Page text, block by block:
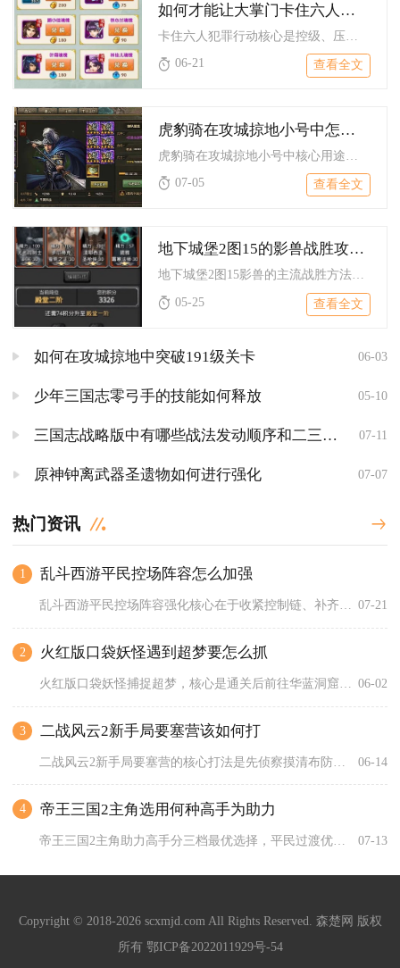
如何才能让大掌门卡住六人的犯罪行动
06-21
查看全文
虎豹骑在攻城掠地小号中怎样使用
07-05
查看全文
地下城堡2图15的影兽战胜攻略是什么
地下城堡2图15影兽的主流战胜方法为幻境控制流，搭配独裁烈枪...
05-25
查看全文
如何在攻城掠地中突破191级关卡 06-03
少年三国志零弓手的技能如何释放 05-10
三国志战略版中有哪些战法发动顺序和二三战法槽搭配的技巧 07-11
原神钟离武器圣遗物如何进行强化 07-07
热门资讯
1 乱斗西游平民控场阵容怎么加强
乱斗西游平民控场阵容强化核心在于收紧控制链、补齐输出短板、优... 07-21
2 火红版口袋妖怪遇到超梦要怎么抓
06-02
3 二战风云2新手局要塞营该如何打
06-14
4 帝王三国2主角选用何种高手为助力
07-13
Copyright © 2018-2026 scxmjd.com All Rights Reserved. 森楚网 版权
所有 鄂ICP备2022011929号-54